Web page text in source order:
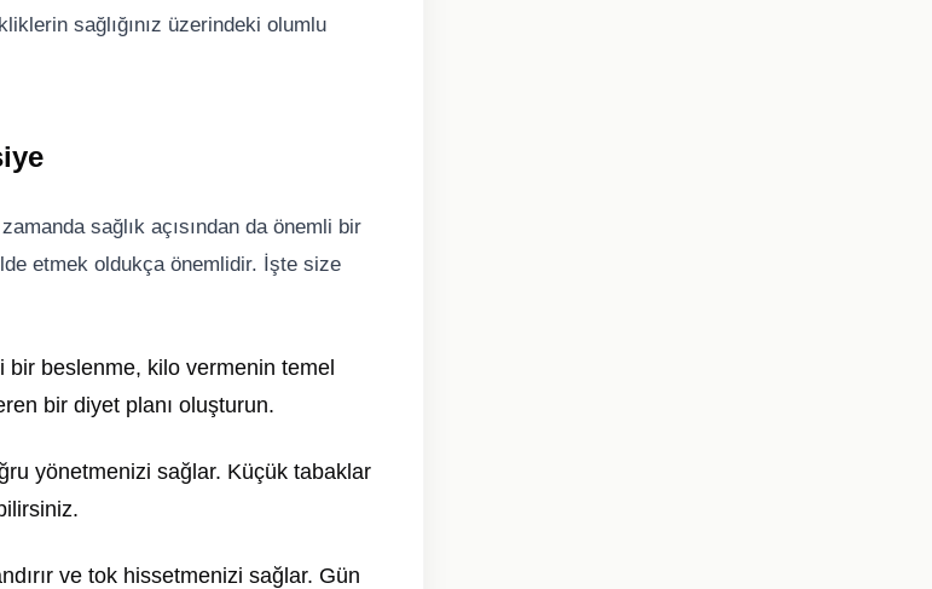
sağlığınız üzerindeki olumlu
sağlık açısından da önemli bir
etmek oldukça önemlidir. İşte size
bir beslenme, kilo vermenin temel
bir diyet planı oluşturun.
yönetmenizi sağlar. Küçük tabaklar
ve tok hissetmenizi sağlar. Gün